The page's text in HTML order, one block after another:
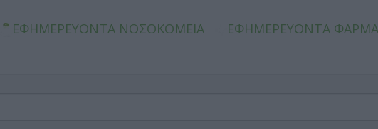
ΕΦΗΜΕΡΕΥΟΝΤΑ ΝΟΣΟΚΟΜΕΙΑ ΕΦΗΜΕΡΕΥΟΝΤΑ